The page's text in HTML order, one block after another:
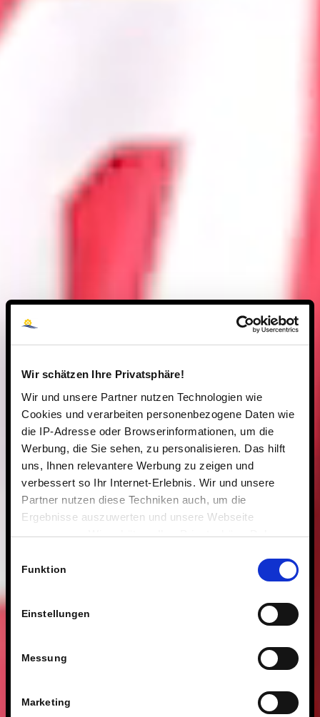
Wir schätzen Ihre Privatsphäre!
Wir und unsere Partner nutzen Technologien wie
Cookies und verarbeiten personenbezogene Daten wie
die IP-Adresse oder Browserinformationen, um die
Werbung, die Sie sehen, zu personalisieren. Das hilft
uns, Ihnen relevantere Werbung zu zeigen und
verbessert so Ihr Internet-Erlebnis. Wir und unsere
Partner nutzen diese Techniken auch, um die
Ergebnisse auszuwerten und unsere Webseite
anzupassen. Wir schätzen Ihre Privatsphäre. Daher
Technologien.
Funktion
Einstellungen
Messung
Marketing